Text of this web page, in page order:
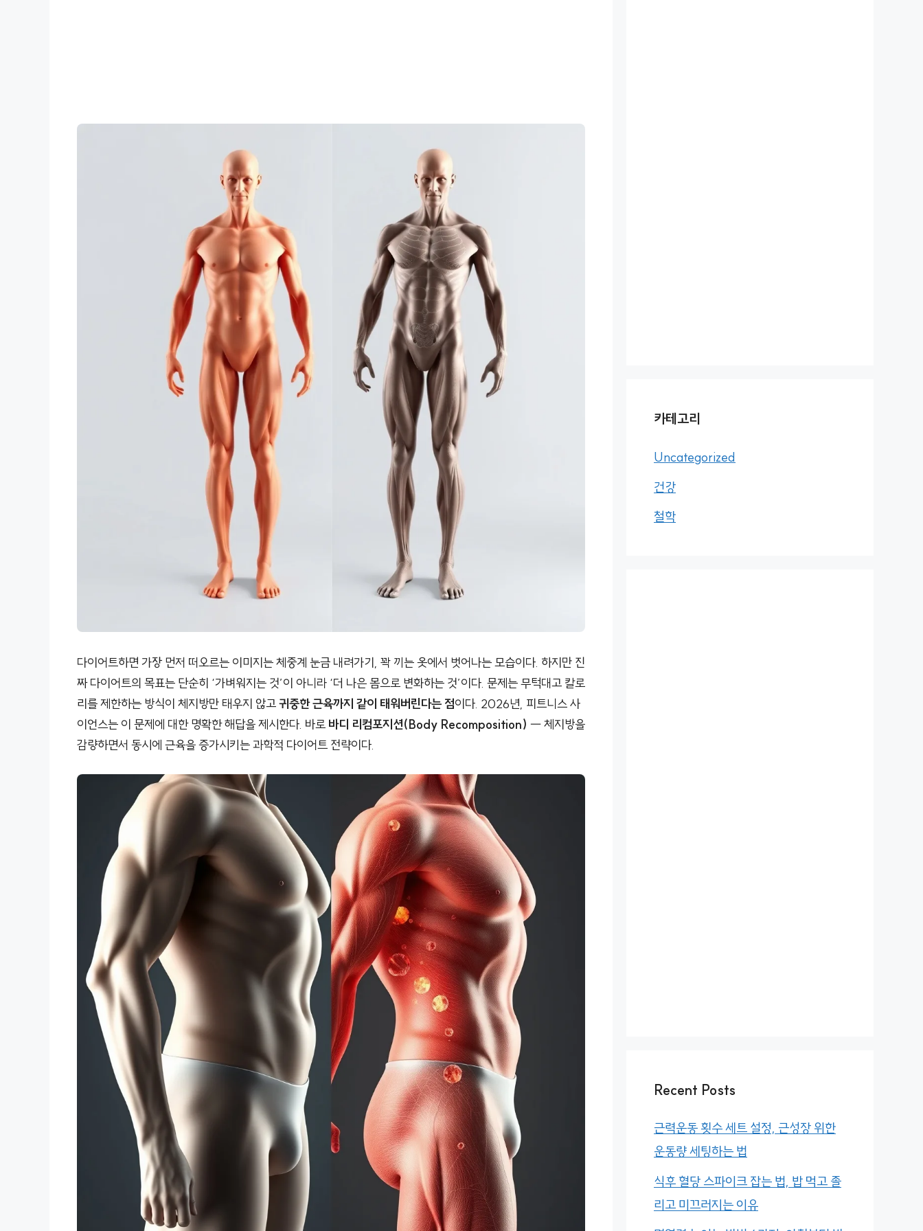
다이어트하면 가장 먼저 떠오르는 이미지는 체중계 눈금 내려가기, 꽉 끼는 옷에서 벗어나는 모습이다. 하지만 진
짜 다이어트의 목표는 단순히 ‘가벼워지는 것’이 아니라 ‘더 나은 몸으로 변화하는 것’이다. 문제는 무턱대고 칼로
리를 제한하는 방식이 체지방만 태우지 않고귀중한 근육까지 같이 태워버린다는 점이다. 2026년, 피트니스 사
이언스는 이 문제에 대한 명확한 해답을 제시한다. 바로 바디 리컴포지션(Body Recomposition) — 체지방을
감량하면서 동시에 근육을 증가시키는 과학적 다이어트 전략이다.
카테고리
Uncategorized
건강
철학
Recent Posts
근력운동 횟수 세트 설정, 근성장 위한
운동량 세팅하는 법
식후 혈당 스파이크 잡는 법, 밥 먹고 졸
리고 미끄러지는 이유